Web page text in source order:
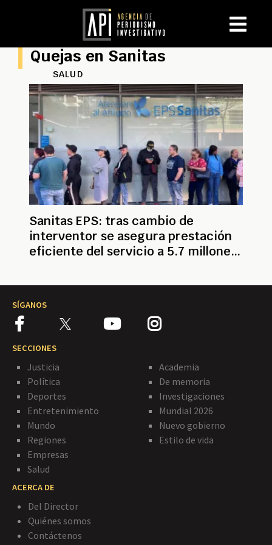
Quejas en Sanitas
SALUD
Sanitas EPS: tras cambio de
interventor se asegura prestación
eficiente del servicio a 5.7 millones
SÍGANOS
SECCIONES
Justicia
Política
Deportes
Entretenimiento
Mundo
Regiones
Empresas
Salud
Academia
De memoria
Investigaciones
Mundial 2026
Nuevo gobierno
Estilo de vida
ACERCA DE
Del Director
Quiénes somos
Contáctenos